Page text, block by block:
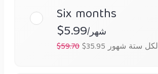
Six months
$5.99/شهر
$59.70 $35.95 لكل ستة شهور